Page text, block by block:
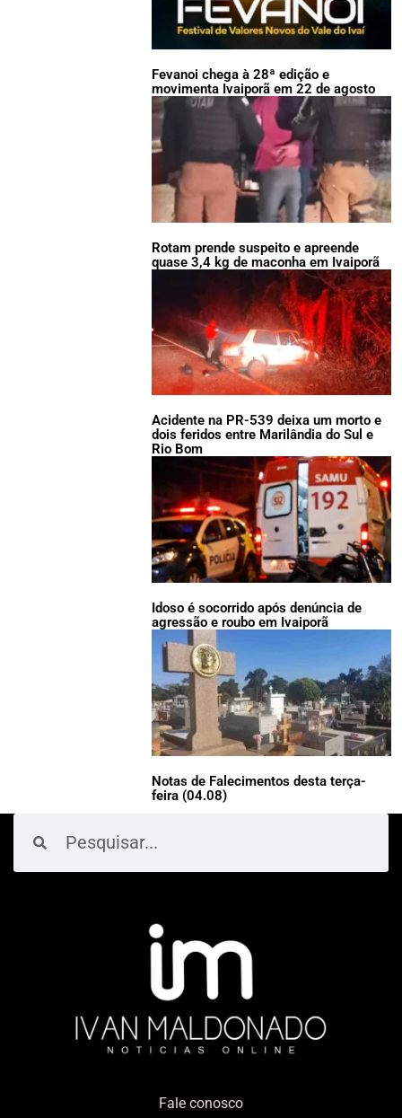
Fevanoi chega à 28ª edição e
movimenta Ivaiporã em 22 de agosto
Rotam prende suspeito e apreende
quase 3,4 kg de maconha em Ivaiporã
Acidente na PR-539 deixa um morto e
dois feridos entre Marilândia do Sul e
Rio Bom
Idoso é socorrido após denúncia de
agressão e roubo em Ivaiporã
Notas de Falecimentos desta terça-
feira (04.08)
Fale conosco